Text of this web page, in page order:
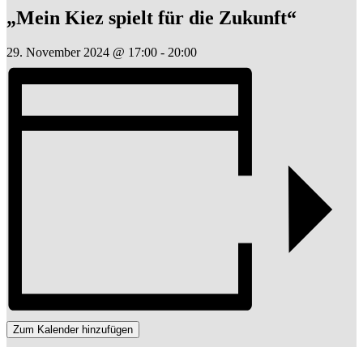
„Mein Kiez spielt für die Zukunft“
29. November 2024 @ 17:00 - 20:00
Zum Kalender hinzufügen